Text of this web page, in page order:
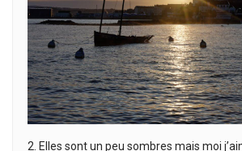
2. Elles sont un peu sombres mais moi